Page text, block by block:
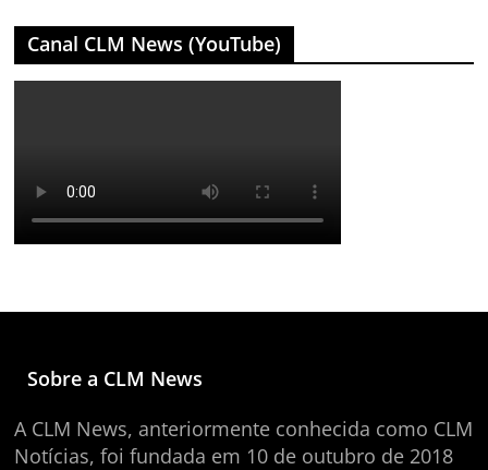
Canal CLM News (YouTube)
Sobre a CLM News
A CLM News, anteriormente conhecida como CLM
Notícias, foi fundada em 10 de outubro de 2018